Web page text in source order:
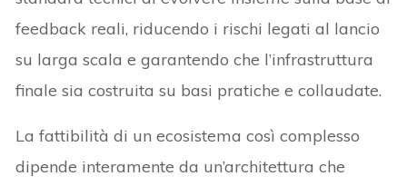
feedback reali, riducendo i rischi legati al lancio
su larga scala e garantendo che l’infrastruttura
finale sia costruita su basi pratiche e collaudate.
La fattibilità di un ecosistema così complesso
dipende interamente da un’architettura che